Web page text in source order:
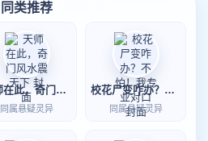
同类推荐
天师在此，奇门风水震天下
同属悬疑灵异
校花尸变咋办？不怕！我专业对口
同属悬疑灵异